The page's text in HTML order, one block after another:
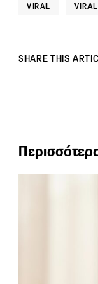
VIRAL
SHARE THIS